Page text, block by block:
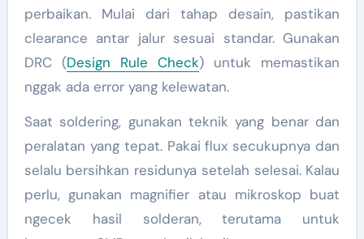
perbaikan. Mulai dari tahap desain, pastikan
clearance antar jalur sesuai standar. Gunakan
DRC (Design Rule Check) untuk memastikan
nggak ada error yang kelewatan.
Saat soldering, gunakan teknik yang benar dan
peralatan yang tepat. Pakai flux secukupnya dan
selalu bersihkan residunya setelah selesai. Kalau
perlu, gunakan magnifier atau mikroskop buat
ngecek hasil solderan, terutama untuk